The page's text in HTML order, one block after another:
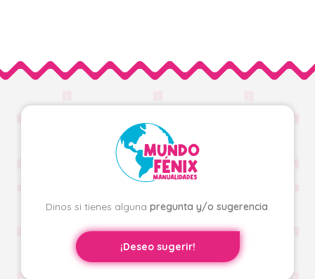
Dinos si tienes alguna pregunta y/o sugerencia.
¡Deseo sugerir!